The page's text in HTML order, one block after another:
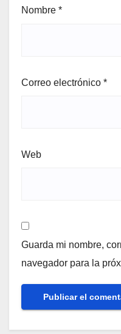
Nombre *
Correo electrónico *
Web
Guarda mi nombre,
navegador para la